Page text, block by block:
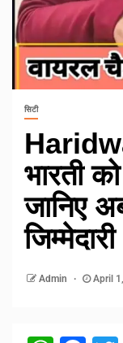
सिटी
भारती
जानिए
जिम्मेदारी
Admin April